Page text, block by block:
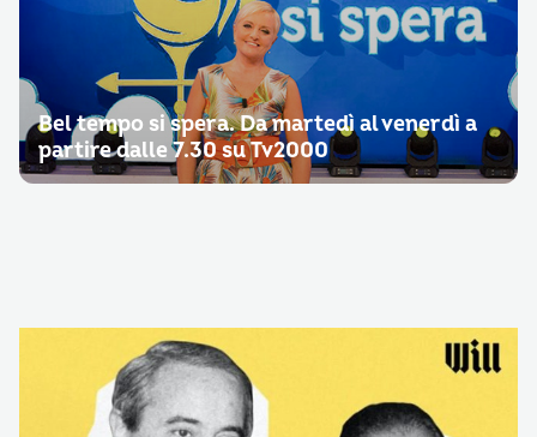
Bel tempo si spera. Da martedì al venerdì a
partire dalle 7.30 su Tv2000